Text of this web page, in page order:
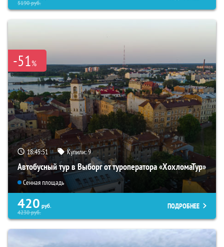
5190руб.
-51%
18:45:50 Купили:9
Автобусный тур в Выборг от туроператора «ХохломаТур»
Сенная площадь
420 руб.
4230руб.
ПОДРОБНЕЕ